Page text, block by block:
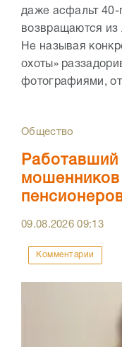
даже асфальт 40-
возвращаются из
Не называя
охоты»
фотографиями, от
Общество
мошенников
09.08.202609:13
Комментарии